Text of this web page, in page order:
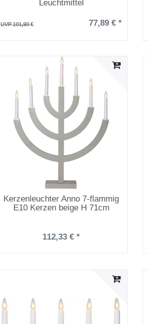
Leuchtmittel
UVP 101,90 € 77,89 € *
Kerzenleuchter Anno 7-flammig
E10 Kerzen beige H 71cm
112,33 € *